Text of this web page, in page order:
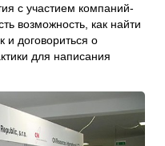
с участием компаний-
возможность, как найти
и договориться о
для написания